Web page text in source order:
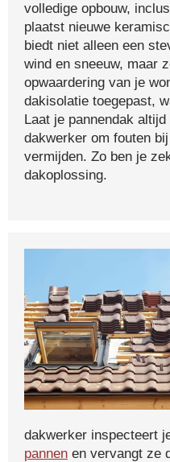
volledige opbouw,
plaatst nieuwe
biedt niet alleen een
wind en sneeuw, maar
opwaardering van je
dakisolatie toegepast,
Laat je pannendak
dakwerker om fouten
vermijden. Zo ben je
dakoplossing.
dakwerker inspecteert
pannen en vervangt ze